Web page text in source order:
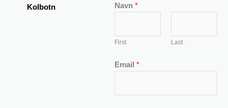
Kolbotn
Navn *
First Last
Email *